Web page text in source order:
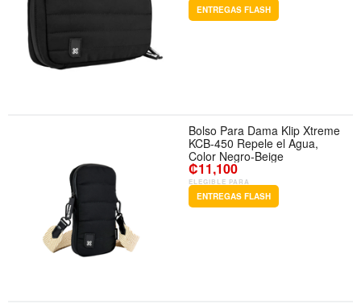
ENTREGAS FLASH
Bolso Para Dama Klip Xtreme
KCB-450 Repele el Agua,
Color Negro-Beige
₡11,100
ELEGIBLE PARA
ENTREGAS FLASH